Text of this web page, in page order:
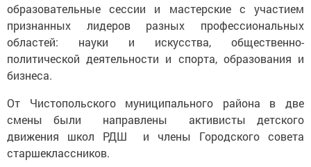
образовательные сессии и мастерские с участием
признанных лидеров разных профессиональных
областей: науки и искусства, общественно-
политической деятельности и спорта, образования и
бизнеса.
От Чистопольского муниципального района в две
смены были направлены активисты детского
движения школ РДШ и члены Городского совета
старшеклассников.